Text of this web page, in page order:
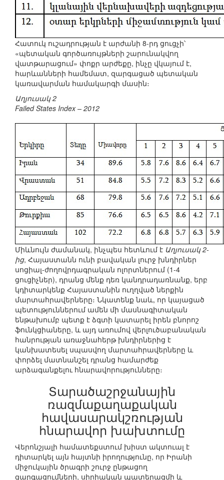
Հատուկ ուշադրության է արժանի 8-րդ ցուցչի՝
«պետական գործառույթների շարունակվող
վատթարացում» փոքր արժեքը, ինչը վկայում է,
հարևանների համեմատ, զարգացած պետական
կառավարման համակարգի մասին։
Աղյուսակ 2
Failed States Index – 2012
Միևնույն ժամանակ, ինչպես հետևում է Աղյուսակ 2-
ից, Հայաստանն ունի բավական լուրջ խնդիրներ
սոցիալ-ժողովրդագրական ոլորտներում (1-4
ցուցիչներ), դրանց մենք դեռ կանդրադառնանք, երբ
կդիտարկենք Հայաստանին ուղղված ներքին
մարտահրավերները։ Նկատենք նաև, որ կայացած
պետություններում ամեն մի մասնագիտական
ենթախումբ պետք է ձգտի կատարել իրեն բնորոշ
ֆունկցիաները, և այդ առումով վերլուծաբանական
հանրության առաջնահերթ խնդիրներից է
կանխատեսել սպասվող մարտահրավերները և
փորձել մատնանշել դրանց համարժեք
արձագանքելու հնարավորությունները։
Տարածաշրջանային
ռազմաքաղաքական
հավասարակշռության
հնարավոր խախտումը
Վերոնշյալի համատեքստում խիստ ակտուալ է
դիտարկել այն հայտնի իրողությունը, որ Իրանի
միջուկային ծրագրի շուրջ ընթացող
զարգացումների, սիրիական պատերազմի և